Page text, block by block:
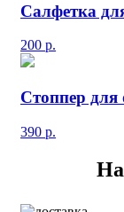
Салфетка
200 р.
Стоппер для
390 р.